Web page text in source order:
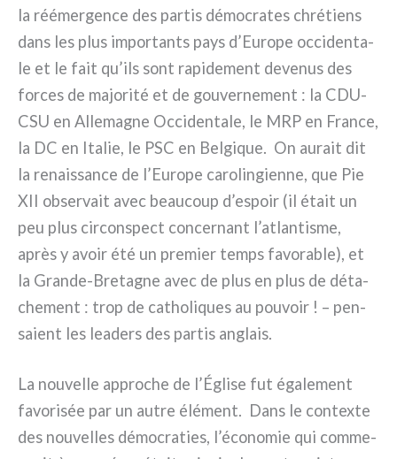
la réé­mer­gen­ce des par­tis démo­cra­tes chré­tiens
dans les plus impor­tan­ts pays d’Europe occi­den­ta­
le et le fait qu’ils sont rapi­de­ment deve­nus des
for­ces de majo­ri­té et de gou­ver­ne­ment : la CDU-
CSU en Allemagne Occidentale, le MRP en France,
la DC en Italie, le PSC en Belgique. On aurait dit
la renais­san­ce de l’Europe caro­lin­gien­ne, que Pie
XII obser­vait avec beau­coup d’espoir (il était un
peu plus cir­con­spect con­cer­nant l’atlantisme,
après y avoir été un pre­mier temps favo­ra­ble), et
la Grande-Bretagne avec de plus en plus de déta­
che­ment : trop de catho­li­ques au pou­voir ! – pen­
sa­ient les lea­ders des par­tis anglais.
La nou­vel­le appro­che de l’Église fut éga­le­ment
favo­ri­sée par un autre élé­ment. Dans le con­tex­te
des nou­vel­les démo­cra­ties, l’économie qui com­me­